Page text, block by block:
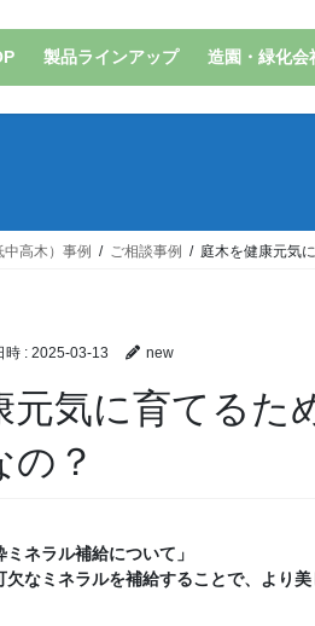
製品ラインアップ 造園・緑化会
高木）事例 ご相談事例 庭木を健康元気
時 : 2025-03-13 new
元気に育てるた
の？
ミネラル補給について」
なミネラルを補給することで、より